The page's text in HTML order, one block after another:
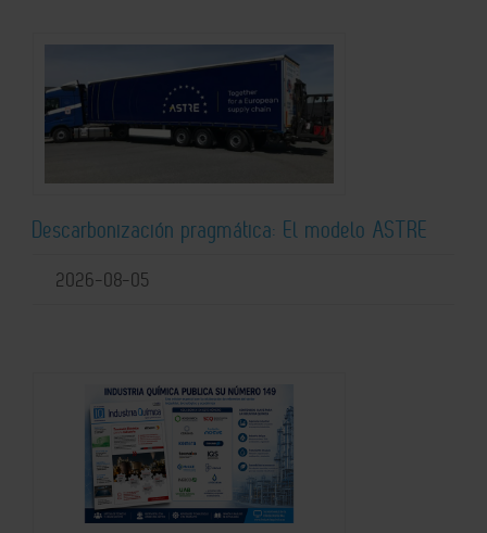
Descarbonización pragmática: El modelo ASTRE
2026-08-05